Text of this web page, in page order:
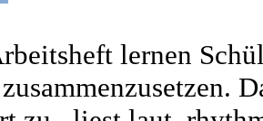
lernen